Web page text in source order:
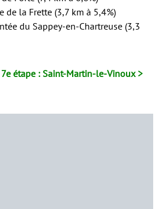
de la Frette (3,7 km à 5,4%)
du Sappey-en-Chartreuse (3,3
étape : Saint-Martin-le-Vinoux >